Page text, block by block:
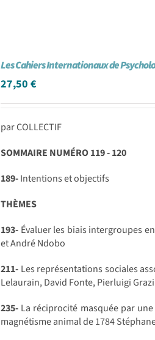
Les Cahiers Internationaux de
27,50€
par COLLECTIF
SOMMAIRE NUMÉRO 119 - 120
189-Intentions et objectifs
THÈMES
193- Évaluer les biais intergroupes
et André Ndobo
211- Les représentations sociales
Lelaurain, David Fonte, Pierluigi
235- La réciprocité masquée par
magnétisme animal de 1784